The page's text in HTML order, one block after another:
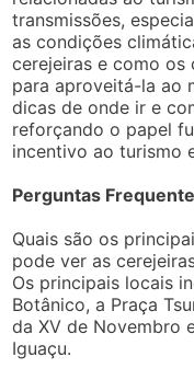
transmissões,
as condições
cerejeiras e como os
para aproveitá-la ao
dicas de onde ir e
reforçando o papel
incentivo ao turismo
Perguntas
Quais são os
pode ver as
Os principais locais
Botânico, a Praça
da XV de Novembro
Iguaçu.